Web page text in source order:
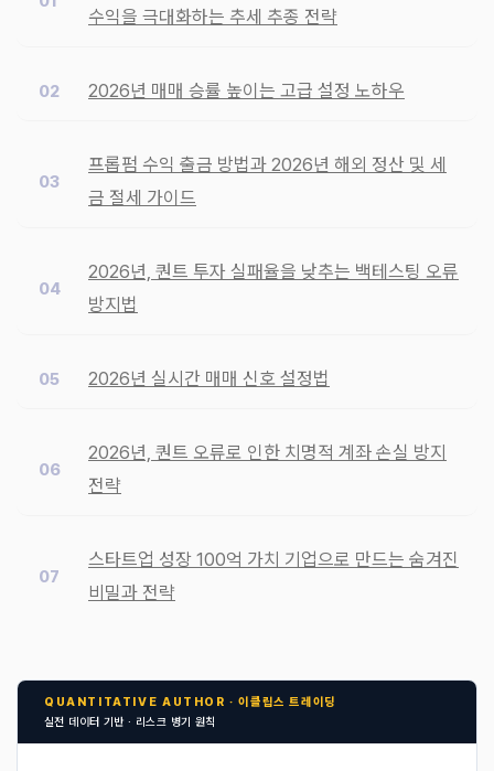
수익을 극대화하는 추세 추종 전략
2026년 매매 승률 높이는 고급 설정 노하우
프롭펌 수익 출금 방법과 2026년 해외 정산 및 세
금 절세 가이드
2026년, 퀀트 투자 실패율을 낮추는 백테스팅 오류
방지법
2026년 실시간 매매 신호 설정법
2026년, 퀀트 오류로 인한 치명적 계좌 손실 방지
전략
스타트업 성장 100억 가치 기업으로 만드는 숨겨진
비밀과 전략
QUANTITATIVE AUTHOR · 이클립스 트레이딩
실전 데이터 기반 · 리스크 병기 원칙